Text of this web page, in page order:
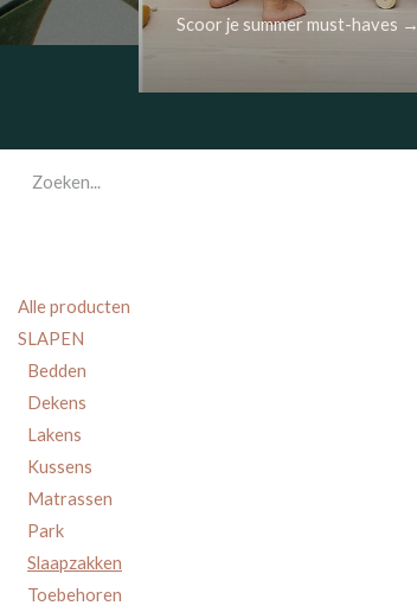
Scoor je summer must-haves →
Alle producten
SLAPEN
Bedden
Dekens
Lakens
Kussens
Matrassen
Park
Slaapzakken
Toebehoren